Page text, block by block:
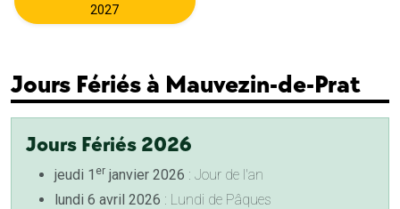
2027
Jours Fériés à Mauvezin-de-Prat
Jours Fériés 2026
jeudi 1 er janvier 2026 : Jour de l'an
lundi 6 avril 2026 : Lundi de Pâques